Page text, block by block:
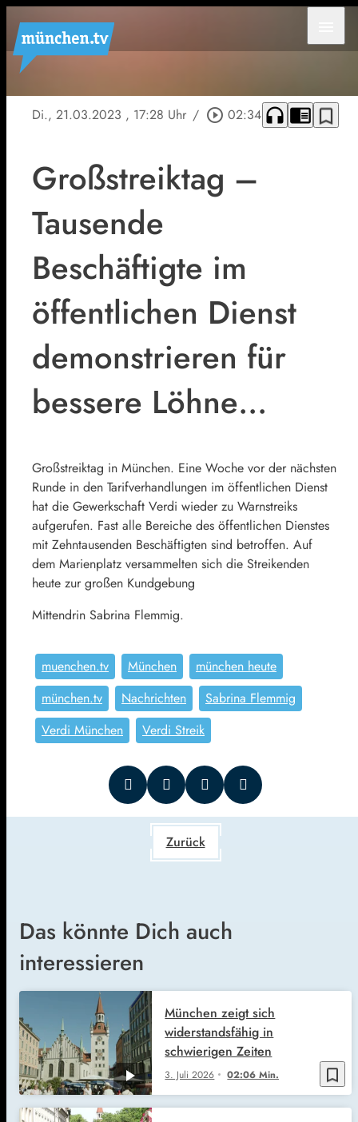
Di., 21.03.2023 , 17:28 Uhr / play_circle_outline 02:34 headphones chrome_reader_mode bookmark_border
Großstreiktag –
Tausende
Beschäftigte im
öffentlichen Dienst
demonstrieren für
bessere Löhne…
Großstreiktag in München. Eine Woche vor der nächsten
Runde in den Tarifverhandlungen im öffentlichen Dienst
hat die Gewerkschaft Verdi wieder zu Warnstreiks
aufgerufen. Fast alle Bereiche des öffentlichen Dienstes
mit Zehntausenden Beschäftigten sind betroffen. Auf
dem Marienplatz versammelten sich die Streikenden
heute zur großen Kundgebung
Mittendrin Sabrina Flemmig.
muenchen.tv München
münchen heute
münchen.tv
Nachrichten
Sabrina Flemmig
Verdi München
Verdi Streik
Zurück
Das könnte Dich auch
interessieren
bookmark_border
3. Juli 2026 02:06 Min.
München zeigt sich
widerstandsfähig in
schwierigen Zeiten